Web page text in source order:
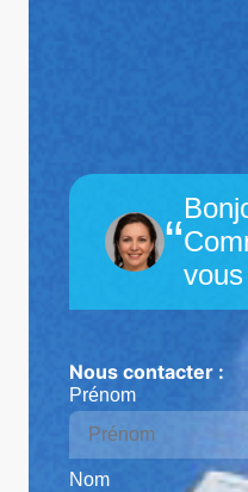
“
Nous contacter :
Prénom
Nom